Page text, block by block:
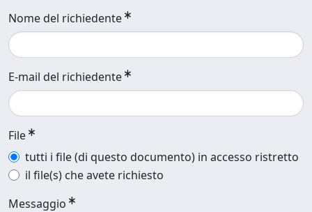
Nome del richiedente
E-mail del richiedente
File
tutti i file (di questo documento) in accesso ristretto
il file(s) che avete richiesto
Messaggio